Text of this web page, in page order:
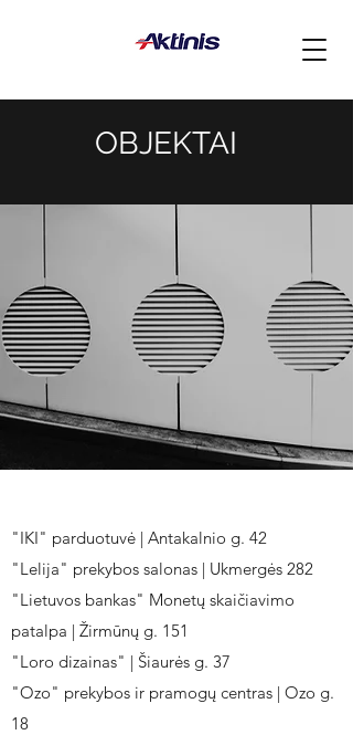
OBJEKTAI
"IKI" parduotuvė | Antakalnio g. 42
"Lelija" prekybos salonas | Ukmergės 282
"Lietuvos bankas" Monetų skaičiavimo
patalpa | Žirmūnų g. 151
"Loro dizainas" | Šiaurės g. 37
"Ozo" prekybos ir pramogų centras | Ozo g.
18